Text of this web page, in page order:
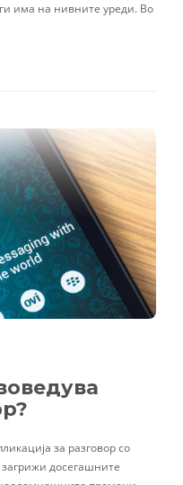
има на нивните уреди. Во
за разговор со
досегашните